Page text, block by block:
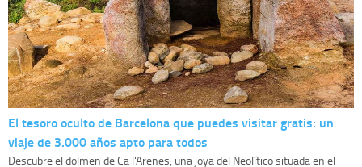
El tesoro oculto de Barcelona que puedes visitar gratis: un
viaje de 3.000 años apto para todos
Descubre el dolmen de Ca l'Arenes, una joya del Neolítico situada en el